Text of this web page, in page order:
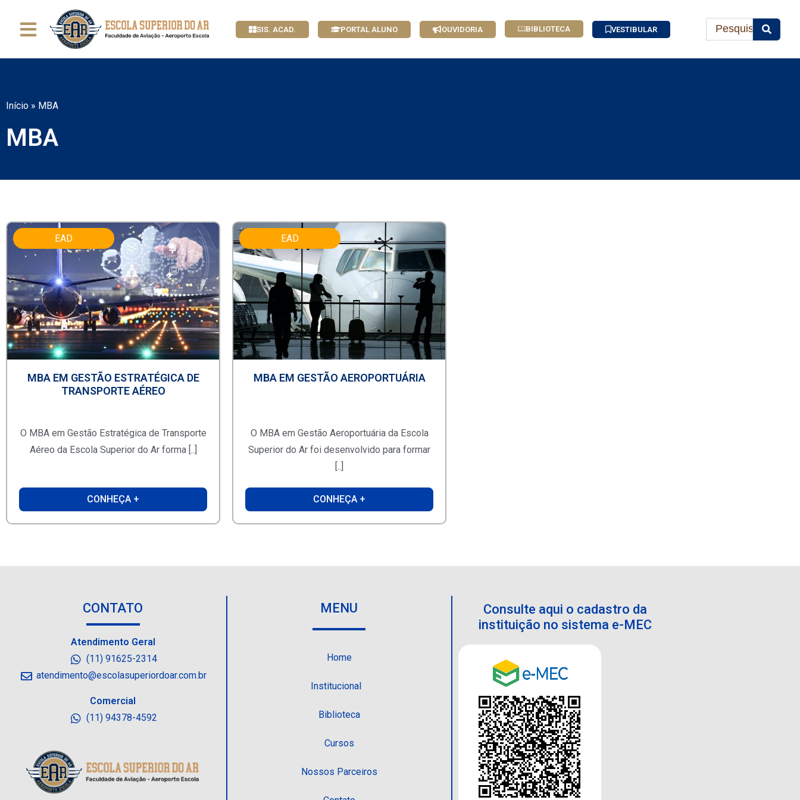
SIS. ACAD. PORTAL ALUNO OUVIDORIA BIBLIOTECA VESTIBULAR
Início » MBA
MBA
EAD
MBA EM GESTÃO ESTRATÉGICA DE
TRANSPORTE AÉREO
O MBA em Gestão Estratégica de Transporte
Aéreo da Escola Superior do Ar forma [..]
CONHEÇA +
EAD
MBA EM GESTÃO AEROPORTUÁRIA
O MBA em Gestão Aeroportuária da Escola
Superior do Ar foi desenvolvido para formar
[..]
CONHEÇA +
CONTATO
Atendimento Geral
(11) 91625-2314
atendimento@escolasuperiordoar.com.br
Comercial
(11) 94378-4592
MENU
Home
Institucional
Biblioteca
Cursos
Nossos Parceiros
Consulte aqui o cadastro da
instituição no sistema e-MEC